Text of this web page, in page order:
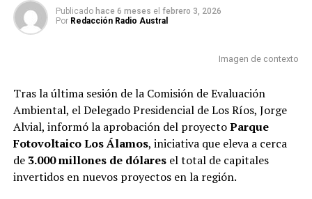
Publicado hace 6 meses el febrero 3, 2026
Por Redacción Radio Austral
Imagen de contexto
Tras la última sesión de la Comisión de Evaluación
Ambiental, el Delegado Presidencial de Los Ríos, Jorge
Alvial, informó la aprobación del proyectoParque
Fotovoltaico Los Álamos, iniciativa que eleva a cerca
de 3.000 millones de dólaresel total de capitales
invertidos en nuevos proyectos en la región.